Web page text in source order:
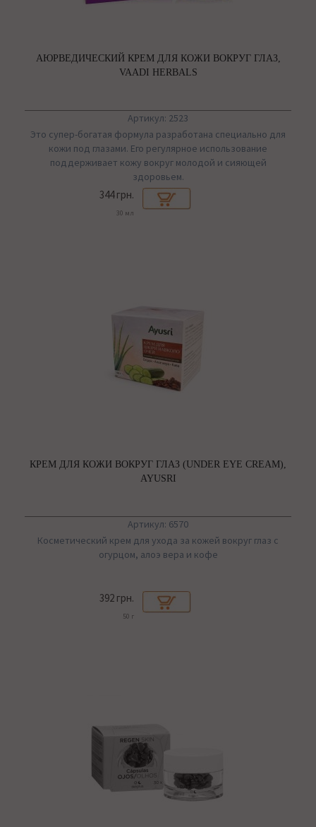
АЮРВЕДИЧЕСКИЙ КРЕМ ДЛЯ КОЖИ ВОКРУГ ГЛАЗ,
VAADI HERBALS
Артикул: 2523
Это супер-богатая формула разработана специально для
кожи под глазами. Его регулярное использование
поддерживает кожу вокруг молодой и сияющей
здоровьем.
344 грн.
30 мл
КРЕМ ДЛЯ КОЖИ ВОКРУГ ГЛАЗ (UNDER EYE CREAM),
AYUSRI
Артикул: 6570
Косметический крем для ухода за кожей вокруг глаз с
огурцом, алоэ вера и кофе
392 грн.
50 г